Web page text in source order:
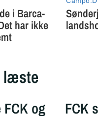
læste
og FCK